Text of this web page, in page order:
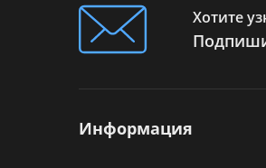
Хотите
Информация